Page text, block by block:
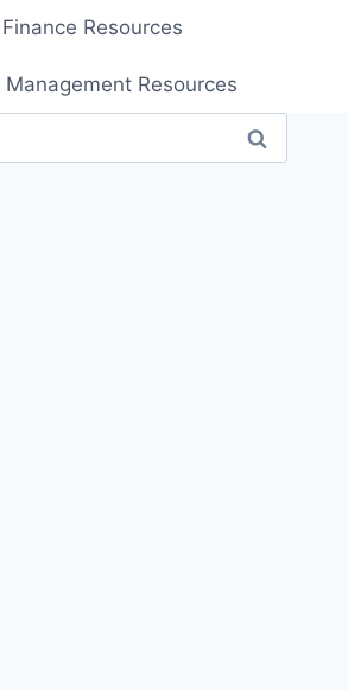
Resources
Management Resources